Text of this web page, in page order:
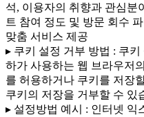
석, 이용자의 취향과 관심분
트 참여 정도 및 방문 회수
맞춤 서비스 제공
▸ 쿠키 설정 거부 방법 : 쿠
하가 사용하는 웹 브라우저
를 허용하거나 쿠키를 저장
쿠키의 저장을 거부할 수 있
▸ 설정방법 예시 : 인터넷